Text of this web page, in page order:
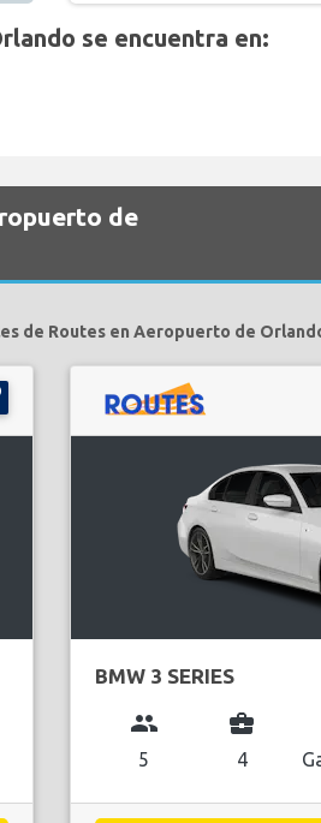
se encuentra en:
de
de Routes en Aeropuerto de
BMW 3 SERIES
group
5
business_center
4